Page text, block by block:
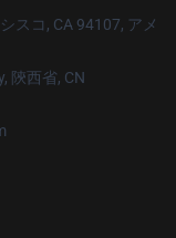
スコ, CA 94107, アメ
陝西省, CN